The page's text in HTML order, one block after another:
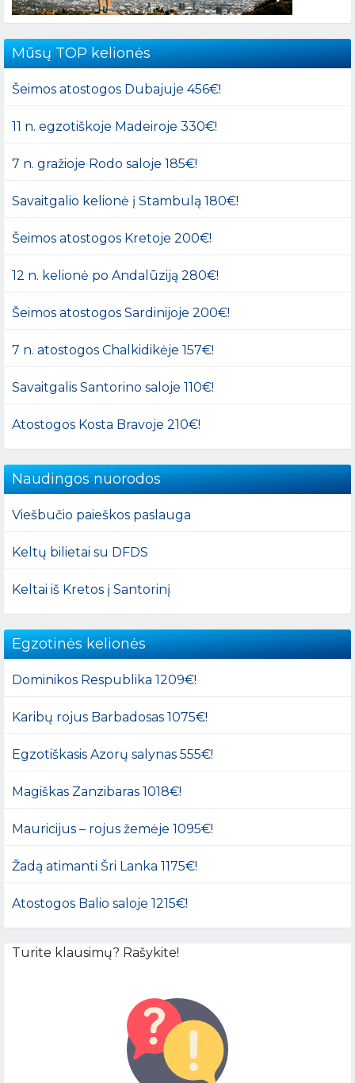
Mūsų TOP kelionės
Šeimos atostogos Dubajuje 456€!
11 n. egzotiškoje Madeiroje 330€!
7 n. gražioje Rodo saloje 185€!
Savaitgalio kelionė į Stambulą 180€!
Šeimos atostogos Kretoje 200€!
12 n. kelionė po Andalūziją 280€!
Šeimos atostogos Sardinijoje 200€!
7 n. atostogos Chalkidikėje 157€!
Savaitgalis Santorino saloje 110€!
Atostogos Kosta Bravoje 210€!
Naudingos nuorodos
Viešbučio paieškos paslauga
Keltų bilietai su DFDS
Keltai iš Kretos į Santorinį
Egzotinės kelionės
Dominikos Respublika 1209€!
Karibų rojus Barbadosas 1075€!
Egzotiškasis Azorų salynas 555€!
Magiškas Zanzibaras 1018€!
Mauricijus – rojus žemėje 1095€!
Žadą atimanti Šri Lanka 1175€!
Atostogos Balio saloje 1215€!
Turite klausimų? Rašykite!